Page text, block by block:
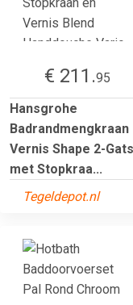
€ 211.95
Hansgrohe
Badrandmengkraan
Vernis Shape 2-Gats
met Stopkraa...
Tegeldepot.nl